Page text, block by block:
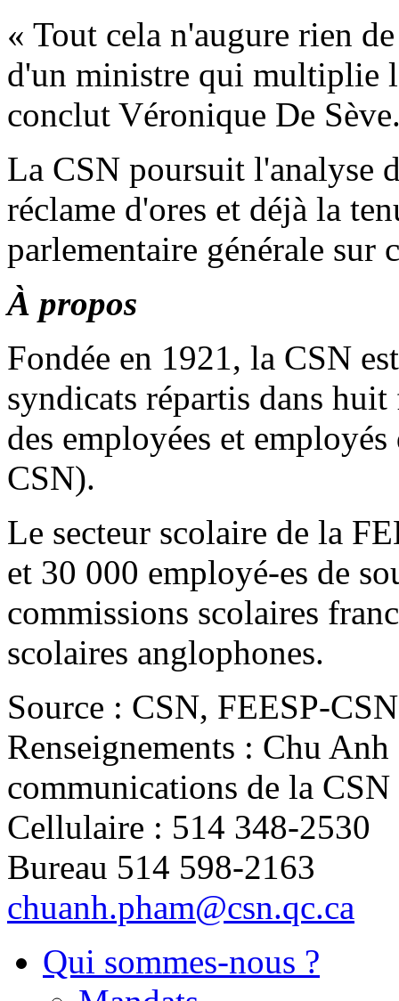
« Tout cela n'augure rien
d'un ministre qui multiplie
conclut Véronique De
La CSN poursuit l'analyse
réclame d'ores et déjà la
parlementaire générale sur
À propos
Fondée en 1921, la CSN
syndicats répartis dans
des employées et
CSN).
Le secteur scolaire de la
et 30 000 employé-es de
commissions scolaires
scolaires anglophones.
Source : CSN, FEESP-CSN
Renseignements : Chu
communications de la CSN
Cellulaire : 514 348-2530
Bureau 514 598-2163
chuanh.pham@csn.qc.ca
Qui sommes-nous ?